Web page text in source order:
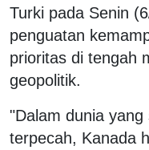
Turki pada Senin
penguatan
prioritas di tengah
geopolitik.
"Dalam dunia
terpecah, Kanada